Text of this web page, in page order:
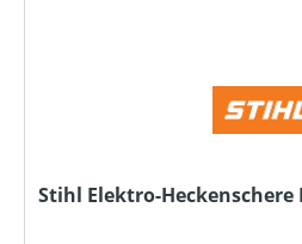
Stihl Elektro-Heckenschere